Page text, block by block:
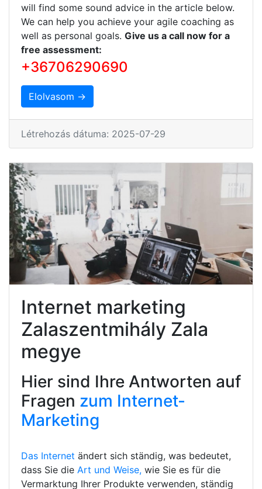
will find some sound advice in the article below.
We can help you achieve your agile coaching as
well as personal goals. Give us a call now for a
free assessment:
+36706290690
Elolvasom →
Létrehozás dátuma: 2025-07-29
Internet marketing
Zalaszentmihály Zala
megye
Hier sind Ihre Antworten auf
Fragen zum Internet-
Marketing
Das Internet ändert sich ständig, was bedeutet,
dass Sie die Art und Weise, wie Sie es für die
Vermarktung Ihrer Produkte verwenden, ständig